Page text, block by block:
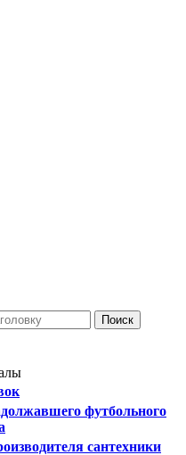
Поиск
футбольного
сантехники